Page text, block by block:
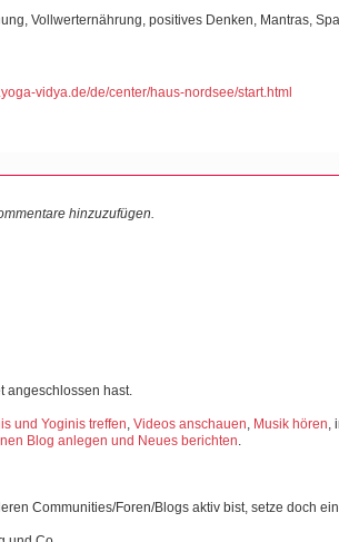
Vollwerternährung, positives Denken, Mantras,
vidya.de/de/center/haus-nordsee/start.html
hinzuzufügen.
angeschlossen hast.
und Yoginis treffen, Videos anschauen, Musik hören,
Blog anlegen und Neues berichten.
Communities/Foren/Blogs aktiv bist, setze doch